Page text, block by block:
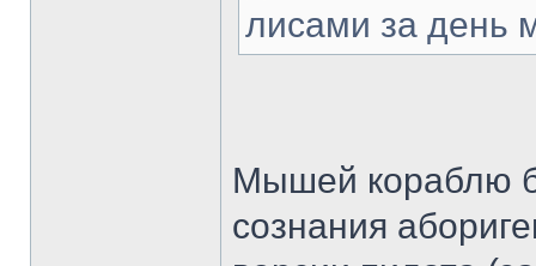
лисами за день
Мышей кораблю
сознания